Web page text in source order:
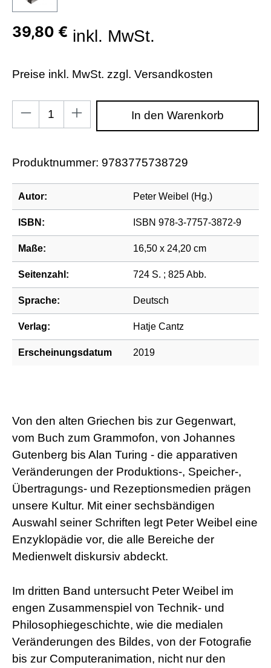
39,80 € inkl. MwSt.
Preise inkl. MwSt. zzgl. Versandkosten
Produkt Anzahl: Gib den gewünschten Wert ein
In den Warenkorb
Produktnummer: 9783775738729
Autor: Peter Weibel (Hg.)
ISBN: ISBN 978-3-7757-3872-9
Maße: 16,50 x 24,20 cm
Seitenzahl: 724 S. ; 825 Abb.
Sprache: Deutsch
Verlag: Hatje Cantz
Erscheinungsdatum 2019
Von den alten Griechen bis zur Gegenwart,
vom Buch zum Grammofon, von Johannes
Gutenberg bis Alan Turing - die apparativen
Veränderungen der Produktions-, Speicher-,
Übertragungs- und Rezeptionsmedien prägen
unsere Kultur. Mit einer sechsbändigen
Auswahl seiner Schriften legt Peter Weibel eine
Enzyklopädie vor, die alle Bereiche der
Medienwelt diskursiv abdeckt.
Im dritten Band untersucht Peter Weibel im
engen Zusammenspiel von Technik- und
Philosophiegeschichte, wie die medialen
Veränderungen des Bildes, von der Fotografie
bis zur Computeranimation, nicht nur den